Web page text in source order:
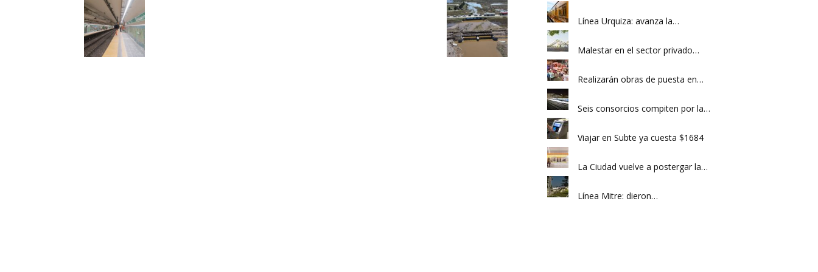
Línea Urquiza: avanza la…
Malestar en el sector privado…
Realizarán obras de puesta en…
Seis consorcios compiten por la…
Viajar en Subte ya cuesta $1684
La Ciudad vuelve a postergar la…
Línea Mitre: dieron…